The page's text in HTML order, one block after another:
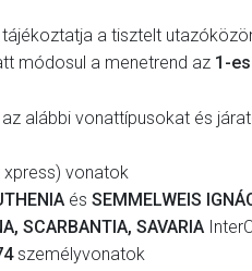
a tisztelt
módosul a menetrend az 1-
alábbi vonattípusokat és
xpress) vonatok
és SEMMELWEIS
SCARBANTIA, SAVARIA
személyvonatok